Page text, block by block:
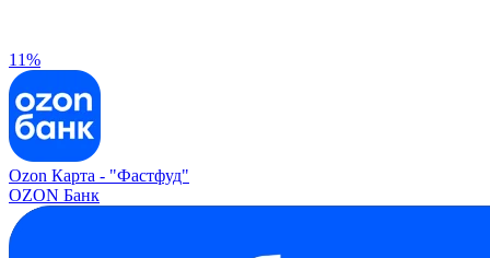
11%
Ozon Карта - "Фастфуд"
OZON Банк